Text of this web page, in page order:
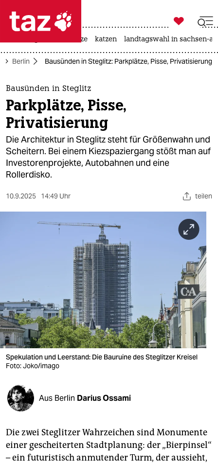
 taz zahl ich
taz zahl ich
themen
politik
öko
gesellschaft
kultur
sport
verlag
veranstaltungen
shop
fragen & hilfe
abo
epaper login

taz zahl ich
hitze katzen landtagswahl in sachsen-
Berlin Bausünden in Steglitz: Parkplätze, Pisse, Privatisierung
Bausünden in Steglitz
Parkplätze, Pisse,
Privatisierung
Die Architektur in Steglitz steht für Größenwahn und
Scheitern. Bei einem Kiezspaziergang stößt man auf
Investorenprojekte, Autobahnen und eine
Rollerdisko.
10.9.2025 14:49 Uhr teilen
Spekulation und Leerstand: Die Bauruine des Steglitzer Kreisel
Foto: Joko/imago
Aus Berlin Darius Ossami
Die zwei Steglitzer Wahrzeichen sind Monumente
einer gescheiterten Stadtplanung: der „Bierpinsel“
– ein futuristisch anmutender Turm, der aussieht,